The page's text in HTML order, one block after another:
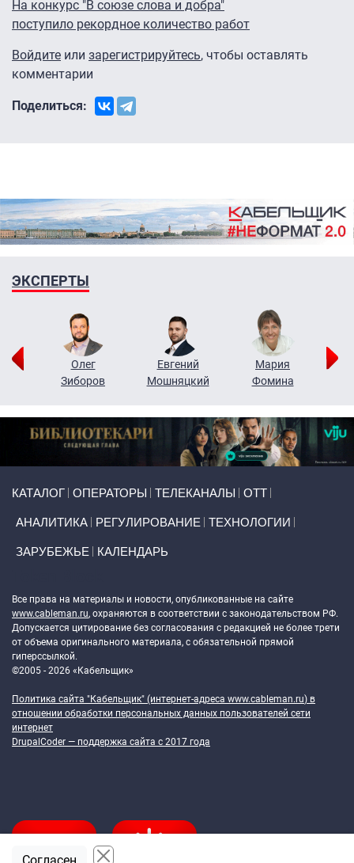
На конкурс "В союзе слова и добра"
поступило рекордное количество работ
Войдите или зарегистрируйтесь, чтобы оставлять
комментарии
Поделиться:
ЭКСПЕРТЫ
Олег
Зиборов
Евгений
Мошняцкий
Мария
Фомина
КАТАЛОГ ОПЕРАТОРЫ ТЕЛЕКАНАЛЫ ОТТ
АНАЛИТИКА РЕГУЛИРОВАНИЕ ТЕХНОЛОГИИ
ЗАРУБЕЖЬЕ КАЛЕНДАРЬ
Все права на материалы и новости, опубликованные на сайте
www.cableman.ru, охраняются в соответствии с законодательством РФ.
Допускается цитирование без согласования с редакцией не более трети
от объема оригинального материала, с обязательной прямой
гиперссылкой.
©2005 - 2026 «Кабельщик»
Политика сайта "Кабельщик" (интернет-адреса www.cableman.ru) в
отношении обработки персональных данных пользователей сети
интернет
DrupalCoder — поддержка сайта c 2017 года